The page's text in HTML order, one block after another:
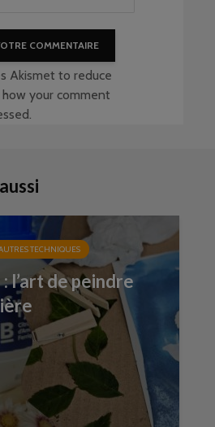
Akismet to reduce
how your comment
.
TECHNIQUES
l’art de peindre